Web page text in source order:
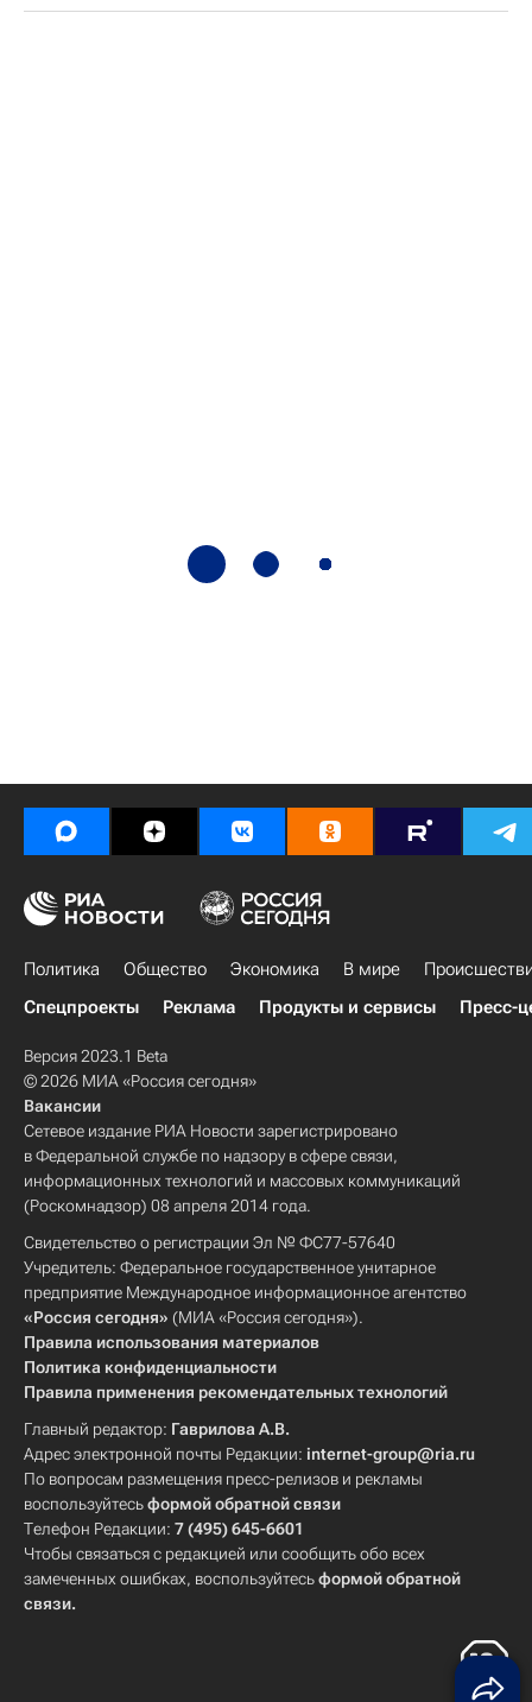
Политика Общество Экономика В мире
Спецпроекты
Реклама Продукты и сервисы Пресс-
Версия 2023.1 Beta
© 2026 МИА «Россия сегодня»
Вакансии
Сетевое издание РИА Новости зарегистрировано
в Федеральной службе по надзору в сфере связи,
информационных технологий и массовых коммуникаций
(Роскомнадзор) 08 апреля 2014 года.
Свидетельство о регистрации Эл № ФС77-57640
Учредитель: Федеральное государственное унитарное
предприятие Международное информационное агентство
«Россия сегодня» (МИА «Россия сегодня»).
Правила использования материалов
Политика конфиденциальности
Правила применения рекомендательных технологий
Главный редактор: Гаврилова А.В.
Адрес электронной почты Редакции: internet-group@ria.ru
По вопросам размещения пресс-релизов и рекламы
воспользуйтесьформой обратной связи
Телефон Редакции: 7 (495) 645-6601
Чтобы связаться с редакцией или сообщить обо всех
замеченных ошибках, воспользуйтесьформой обратной
связи.